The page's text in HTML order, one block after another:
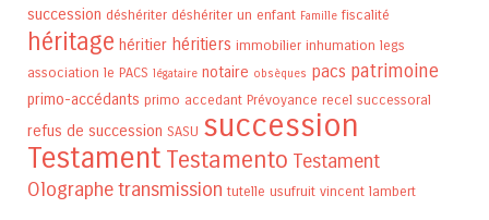
succession déshériter déshériter un enfant Famille fiscalité
héritage héritier héritiers immobilier inhumation legs
association le PACS légataire notaire obsèques pacs patrimoine
primo-accédants primo accedant Prévoyance recel successoral
refus de succession SASU succession
Testament Testamento Testament
Olographetransmission tutelle usufruit vincent lambert